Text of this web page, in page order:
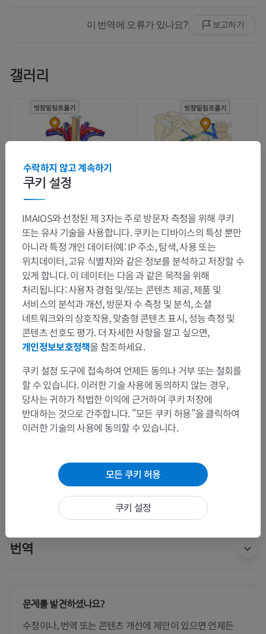
이 번역에 오류가 있나요? 보고하기
갤러리
해부학적 계층
인체 해부학 1
하위 구조:이 부위는 하위 해부 구조가 없습니다
번역
문제를 발견하셨나요?
수정이나, 번역 또는 콘텐츠 개선에 제안이 있으면 언제든
쿠키 설정
수락하지 않고 계속하기
IMAIOS와 선정된 제 3자는 주로 방문자 측정을 위해 쿠키
또는 유사 기술을 사용합니다. 쿠키는 디바이스의 특성 뿐만
아니라 특정 개인 데이터(예: IP 주소, 탐색, 사용 또는
위치데이터, 고유 식별자)와 같은 정보를 분석하고 저장할 수
있게 합니다. 이 데이터는 다음 과 같은 목적을 위해
처리됩니다: 사용자 경험 및/또는 콘텐츠 제공, 제품 및
서비스의 분석과 개선, 방문자 수 측정 및 분석, 소셜
네트워크와의 상호작용, 맞춤형 콘텐츠 표시, 성능 측정 및
콘텐츠 선호도 평가. 더 자세한 사항을 알고 싶으면,
개인정보보호정책을 참조하세요.
쿠키 설정 도구에 접속하여 언제든 동의나 거부 또는 철회를
할 수 있습니다. 이러한 기술 사용에 동의하지 않는 경우,
당사는 귀하가 적법한 이익에 근거하여 쿠키 저장에
반대하는 것으로 간주합니다. "모든 쿠키 허용"을 클릭하여
이러한 기술의 사용에 동의할 수 있습니다.
모든 쿠키 허용
쿠키 설정